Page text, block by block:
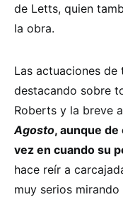
de Letts, quien
la obra.
Las actuaciones
destacando sobre
Roberts y la breve
Agosto, aunque
vez en cuando su
hace reír a
muy serios